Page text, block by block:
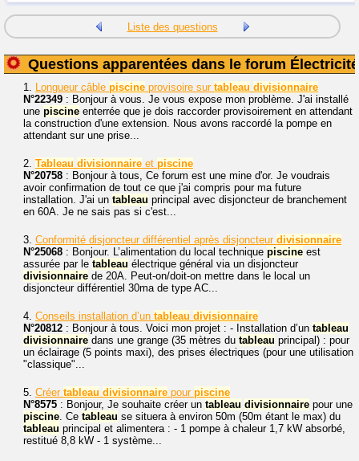
Liste des questions
Questions apparentées dans le forum Électricité
1. Longueur câble piscine provisoire sur tableau divisionnaire
N°22349 : Bonjour à vous. Je vous expose mon problème. J'ai installé
une piscine enterrée que je dois raccorder provisoirement en attendant
la construction d'une extension. Nous avons raccordé la pompe en
attendant sur une prise...
2. Tableau divisionnaire et piscine
N°20758 : Bonjour à tous, Ce forum est une mine d'or. Je voudrais
avoir confirmation de tout ce que j'ai compris pour ma future
installation. J'ai un tableau principal avec disjoncteur de branchement
en 60A. Je ne sais pas si c'est...
3. Conformité disjoncteur différentiel après disjoncteur divisionnaire
N°25068 : Bonjour. L’alimentation du local technique piscine est
assurée par le tableau électrique général via un disjoncteur
divisionnaire de 20A. Peut-on/doit-on mettre dans le local un
disjoncteur différentiel 30ma de type AC...
4. Conseils installation d’un tableau divisionnaire
N°20812 : Bonjour à tous. Voici mon projet : - Installation d’un tableau
divisionnaire dans une grange (35 mètres du tableau principal) : pour
un éclairage (5 points maxi), des prises électriques (pour une utilisation
"classique"...
5. Créer tableau divisionnaire pour piscine
N°8575 : Bonjour, Je souhaite créer un tableau divisionnaire pour une
piscine . Ce tableau se situera à environ 50m (50m étant le max) du
tableau principal et alimentera : - 1 pompe à chaleur 1,7 kW absorbé,
restitué 8,8 kW - 1 système...